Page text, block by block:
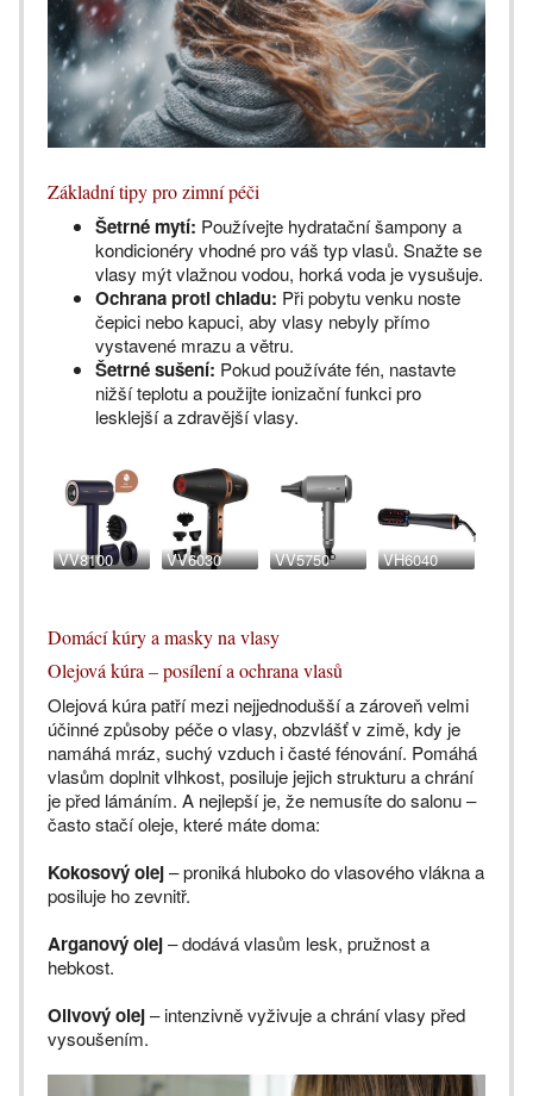
Základní tipy pro zimní péči
Šetrné mytí: Používejte hydratační šampony a
kondicionéry vhodné pro váš typ vlasů. Snažte se
vlasy mýt vlažnou vodou, horká voda je vysušuje.
Ochrana proti chladu: Při pobytu venku noste
čepici nebo kapuci, aby vlasy nebyly přímo
vystavené mrazu a větru.
Šetrné sušení: Pokud používáte fén, nastavte
nižší teplotu a použijte ionizační funkci pro
lesklejší a zdravější vlasy.
VV8100 VV6030 VV5750 VH6040
Domácí kúry a masky na vlasy
Olejová kúra – posílení a ochrana vlasů
Olejová kúra patří mezi nejjednodušší a zároveň velmi
účinné způsoby péče o vlasy, obzvlášť v zimě, kdy je
namáhá mráz, suchý vzduch i časté fénování. Pomáhá
vlasům doplnit vlhkost, posiluje jejich strukturu a chrání
je před lámáním. A nejlepší je, že nemusíte do salonu –
často stačí oleje, které máte doma:
Kokosový olej– proniká hluboko do vlasového vlákna a
posiluje ho zevnitř.
Arganový olej– dodává vlasům lesk, pružnost a
hebkost.
Olivový olej– intenzivně vyživuje a chrání vlasy před
vysoušením.